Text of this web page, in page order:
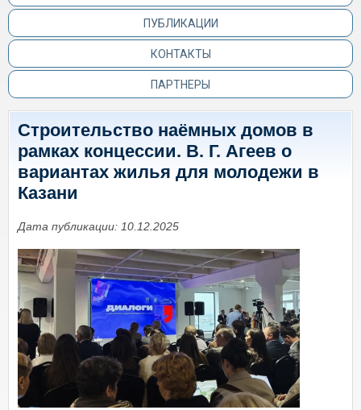
ПУБЛИКАЦИИ
КОНТАКТЫ
ПАРТНЕРЫ
Строительство наёмных домов в
рамках концессии. В. Г. Агеев о
вариантах жилья для молодежи в
Казани
Дата публикации: 10.12.2025